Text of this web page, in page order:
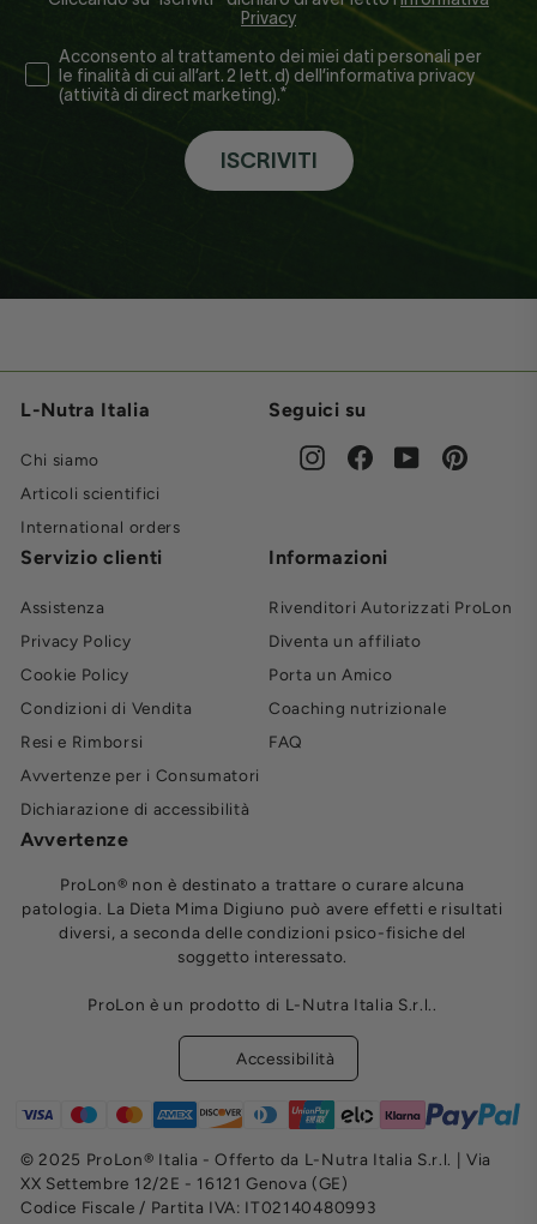
Privacy
Consenso NL
Acconsento al trattamento dei miei dati personali per
le finalità di cui all’art. 2 lett. d) dell’informativa privacy
(attività di direct marketing).*
ISCRIVITI
L-Nutra Italia
Chi siamo
Articoli scientifici
International orders
Seguici su
InstagramFacebookYouTube
Servizio clienti
Assistenza
Privacy Policy
Cookie Policy
Condizioni di Vendita
Resi e Rimborsi
Avvertenze per i Consumatori
Dichiarazione di accessibilità
Informazioni
Rivenditori Autorizzati ProLon
Diventa un affiliato
Porta un Amico
Coaching nutrizionale
FAQ
Avvertenze
ProLon® non è destinato a trattare o curare alcuna
patologia. La Dieta Mima Digiuno può avere effetti e risultati
diversi, a seconda delle condizioni psico-fisiche del
soggetto interessato.
ProLon è un prodotto di L-Nutra Italia S.r.l..
Accessibilità
© 2025 ProLon® Italia - Offerto da L-Nutra Italia S.r.l. | Via
XX Settembre 12/2E - 16121 Genova (GE)
Codice Fiscale / Partita IVA: IT02140480993